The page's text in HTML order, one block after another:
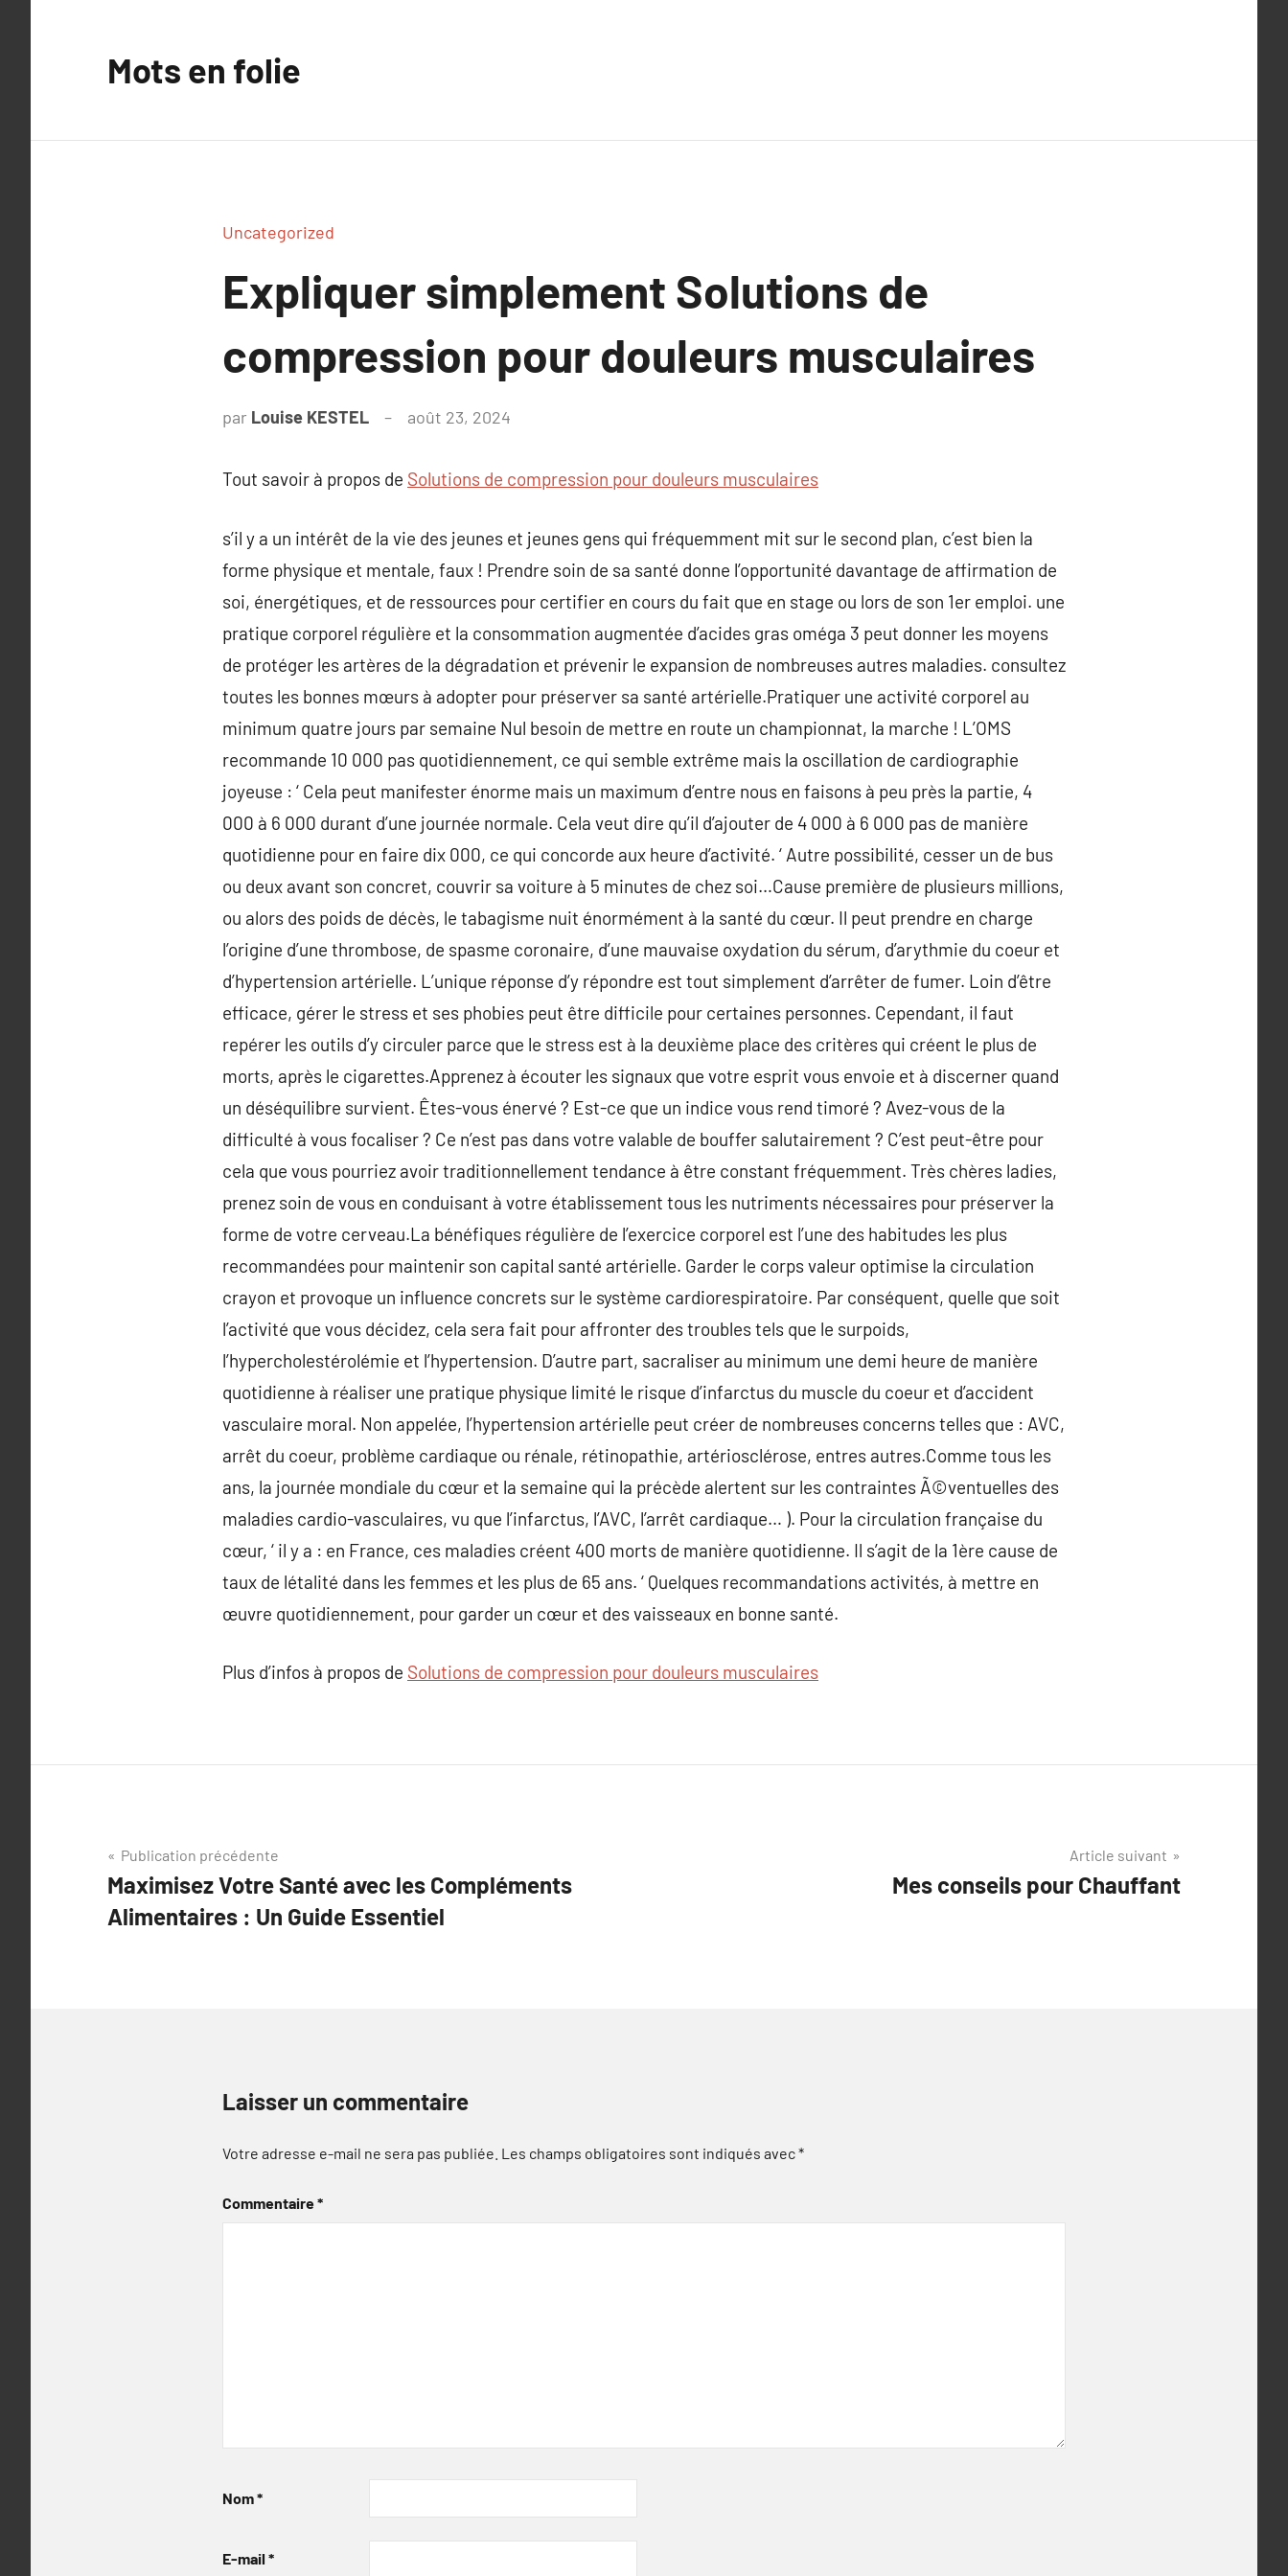
Mots en folie
Uncategorized
Expliquer simplement Solutions de
compression pour douleurs musculaires
par Louise KESTEL août 23, 2024
Tout savoir à propos de Solutions de compression pour douleurs musculaires
s’il y a un intérêt de la vie des jeunes et jeunes gens qui fréquemment mit sur le second plan, c’est bien la
forme physique et mentale, faux ! Prendre soin de sa santé donne l’opportunité davantage de affirmation de
soi, énergétiques, et de ressources pour certifier en cours du fait que en stage ou lors de son 1er emploi. une
pratique corporel régulière et la consommation augmentée d’acides gras oméga 3 peut donner les moyens
de protéger les artères de la dégradation et prévenir le expansion de nombreuses autres maladies. consultez
toutes les bonnes mœurs à adopter pour préserver sa santé artérielle.Pratiquer une activité corporel au
minimum quatre jours par semaine Nul besoin de mettre en route un championnat, la marche ! L’OMS
recommande 10 000 pas quotidiennement, ce qui semble extrême mais la oscillation de cardiographie
joyeuse : ‘ Cela peut manifester énorme mais un maximum d’entre nous en faisons à peu près la partie, 4
000 à 6 000 durant d’une journée normale. Cela veut dire qu’il d’ajouter de 4 000 à 6 000 pas de manière
quotidienne pour en faire dix 000, ce qui concorde aux heure d’activité. ‘ Autre possibilité, cesser un de bus
ou deux avant son concret, couvrir sa voiture à 5 minutes de chez soi…Cause première de plusieurs millions,
ou alors des poids de décès, le tabagisme nuit énormément à la santé du cœur. Il peut prendre en charge
l’origine d’une thrombose, de spasme coronaire, d’une mauvaise oxydation du sérum, d’arythmie du coeur et
d’hypertension artérielle. L’unique réponse d’y répondre est tout simplement d’arrêter de fumer. Loin d’être
efficace, gérer le stress et ses phobies peut être difficile pour certaines personnes. Cependant, il faut
repérer les outils d’y circuler parce que le stress est à la deuxième place des critères qui créent le plus de
morts, après le cigarettes.Apprenez à écouter les signaux que votre esprit vous envoie et à discerner quand
un déséquilibre survient. Êtes-vous énervé ? Est-ce que un indice vous rend timoré ? Avez-vous de la
difficulté à vous focaliser ? Ce n’est pas dans votre valable de bouffer salutairement ? C’est peut-être pour
cela que vous pourriez avoir traditionnellement tendance à être constant fréquemment. Très chères ladies,
prenez soin de vous en conduisant à votre établissement tous les nutriments nécessaires pour préserver la
forme de votre cerveau.La bénéfiques régulière de l’exercice corporel est l’une des habitudes les plus
recommandées pour maintenir son capital santé artérielle. Garder le corps valeur optimise la circulation
crayon et provoque un influence concrets sur le système cardiorespiratoire. Par conséquent, quelle que soit
l’activité que vous décidez, cela sera fait pour affronter des troubles tels que le surpoids,
l’hypercholestérolémie et l’hypertension. D’autre part, sacraliser au minimum une demi heure de manière
quotidienne à réaliser une pratique physique limité le risque d’infarctus du muscle du coeur et d’accident
vasculaire moral. Non appelée, l’hypertension artérielle peut créer de nombreuses concerns telles que : AVC,
arrêt du coeur, problème cardiaque ou rénale, rétinopathie, artériosclérose, entres autres.Comme tous les
ans, la journée mondiale du cœur et la semaine qui la précède alertent sur les contraintes Ã©ventuelles des
maladies cardio-vasculaires, vu que l’infarctus, l’AVC, l’arrêt cardiaque… ). Pour la circulation française du
cœur, ‘ il y a : en France, ces maladies créent 400 morts de manière quotidienne. Il s’agit de la 1ère cause de
taux de létalité dans les femmes et les plus de 65 ans. ‘ Quelques recommandations activités, à mettre en
œuvre quotidiennement, pour garder un cœur et des vaisseaux en bonne santé.
Plus d’infos à propos de Solutions de compression pour douleurs musculaires
Navigation
de
l’article
Publication précédente
Maximisez Votre Santé avec les Compléments
Alimentaires : Un Guide Essentiel
Article suivant
Mes conseils pour Chauffant
Laisser un commentaire
Votre adresse e-mail ne sera pas publiée. Les champs obligatoires sont indiqués avec*
Commentaire*
Nom*
E-mail *